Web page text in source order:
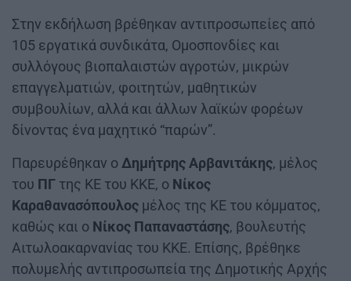
Στην εκδήλωση βρέθηκαν αντιπροσωπείες από
105 εργατικά συνδικάτα, Ομοσπονδίες και
συλλόγους βιοπαλαιστών αγροτών, μικρών
επαγγελματιών, φοιτητών, μαθητικών
συμβουλίων, αλλά και άλλων λαϊκών φορέων
δίνοντας ένα μαχητικό “παρών”.
Παρευρέθηκαν οΔημήτρης Αρβανιτάκης, μέλος
του ΠΓ της ΚΕ του ΚΚΕ, ο Νίκος
Καραθανασόπουλος μέλος της ΚΕ του κόμματος,
καθώς και ο Νίκος Παπαναστάσης, βουλευτής
Αιτωλοακαρνανίας του ΚΚΕ. Επίσης, βρέθηκε
πολυμελής αντιπροσωπεία της Δημοτικής Αρχής